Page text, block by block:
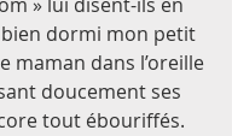
bien dormi mon petit
maman dans l’oreille
doucement ses
tout ébouriffés.